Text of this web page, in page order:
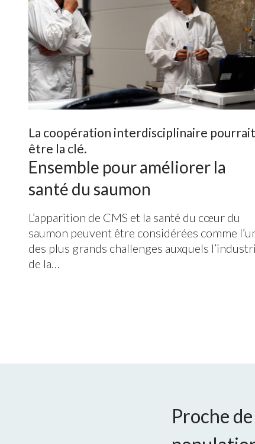
La coopération interdisciplinaire pourrait
être la clé.
Ensemble pour améliorer la
santé du saumon
L’apparition de CMS et la santé du cœur du
saumon peuvent être considérées comme
des plus grands challenges auxquels
de la…
Proche